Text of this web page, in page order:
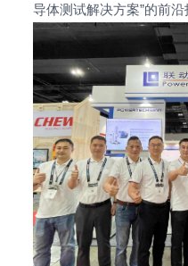
导体测试解决方案”的前沿